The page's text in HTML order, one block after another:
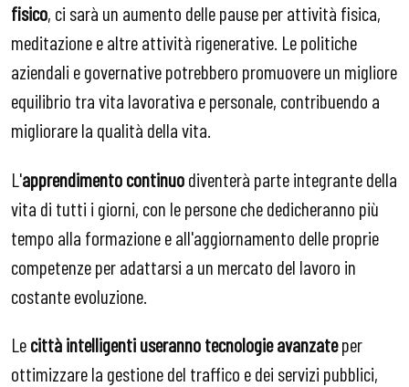
fisico, ci sarà un aumento delle pause per attività fisica,
meditazione e altre attività rigenerative. Le politiche
aziendali e governative potrebbero promuovere un migliore
equilibrio tra vita lavorativa e personale, contribuendo a
migliorare la qualità della vita.
L'apprendimento continuodiventerà parte integrante della
vita di tutti i giorni, con le persone che dedicheranno più
tempo alla formazione e all'aggiornamento delle proprie
competenze per adattarsi a un mercato del lavoro in
costante evoluzione.
Lecittà intelligenti useranno tecnologie avanzateper
ottimizzare la gestione del traffico e dei servizi pubblici,